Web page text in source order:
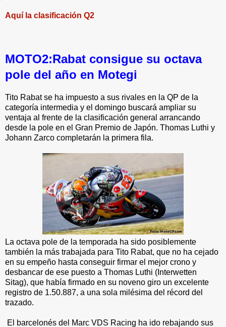
Aquí la clasificación Q2
MOTO2:Rabat consigue su octava
pole del año en Motegi
Tito Rabat se ha impuesto a sus rivales en la QP de la
categoría intermedia y el domingo buscará ampliar su
ventaja al frente de la clasificación general arrancando
desde la pole en el Gran Premio de Japón. Thomas Luthi y
Johann Zarco completarán la primera fila.
La octava pole de la temporada ha sido posiblemente
también la más trabajada para Tito Rabat, que no ha cejado
en su empeño hasta conseguir firmar el mejor crono y
desbancar de ese puesto a Thomas Luthi (Interwetten
Sitag), que había firmado en su noveno giro un excelente
registro de 1.50.887, a una sola milésima del récord del
trazado.
El barcelonés del Marc VDS Racing ha ido rebajando sus